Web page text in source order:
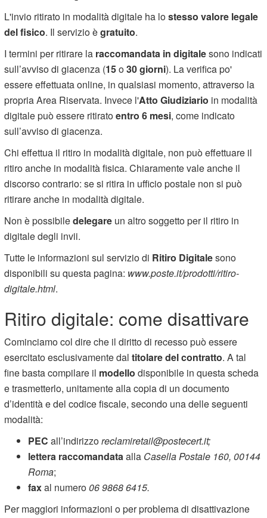
L'invio ritirato in modalità digitale ha lostesso valore legale
del fisico. Il servizio ègratuito.
I termini per ritirare la raccomandata in digitalesono indicati
sull’avviso di giacenza (15o30 giorni). La verifica po'
essere effettuata online, in qualsiasi momento, attraverso la
propria Area Riservata. Invece l'Atto Giudiziario in modalità
digitale può essere ritiratoentro 6 mesi, come indicato
sull’avviso di giacenza.
Chi effettua il ritiro in modalità digitale, non può effettuare il
ritiro anche in modalità fisica. Chiaramente vale anche il
discorso contrario: se si ritira in ufficio postale non si può
ritirare anche in modalità digitale.
Non è possibiledelegare un altro soggetto per il ritiro in
digitale degli invii.
Tutte le informazioni sul servizio di Ritiro Digitalesono
disponibili su questa pagina: www.poste.it/prodotti/ritiro-
digitale.html.
Ritiro digitale: come disattivare
Cominciamo col dire che il diritto di recesso può essere
esercitato esclusivamente daltitolare del contratto. A tal
fine basta compilare il modellodisponibile in questa scheda
e trasmetterlo, unitamente alla copia di un documento
d’identità e del codice fiscale, secondo una delle seguenti
modalità:
PECall’indirizzoreclamiretail@postecert.it;
lettera raccomandata alla Casella Postale 160, 00144
Roma;
faxal numero06 9868 6415.
Per maggiori informazioni o per problema di disattivazione